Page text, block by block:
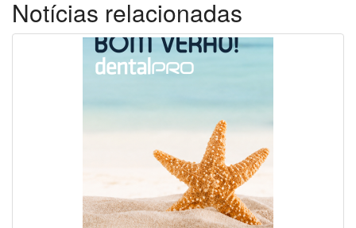
Notícias relacionadas